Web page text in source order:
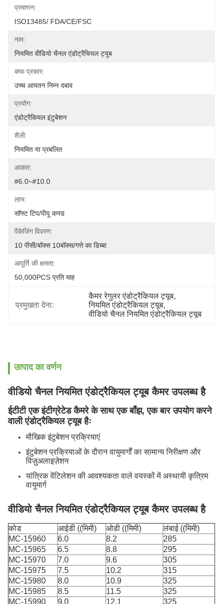
प्रमाणन:
ISO13485/ FDA/CE/FSC
नाम:
नियमित वीडियो चैनल एंडोट्रैचियल ट्यूब
कफ प्रकार:
उच्च आयतन निम्न दबाव
प्रयोग:
एंडोट्रैकियल इंटुबेशन
शैली:
नियमित या प्रबलित
आकार:
#6.0~#10.0
लाभ:
सॉफ्ट टिप/पीयू कफ्ड
पैकेजिंग विवरण:
10 पीसी/बॉक्स 10बॉक्स/गत्ते का डिब्बा
आपूर्ति की क्षमता:
50,000PCS प्रति माह
प्रमुखता देना:
कैमर रेगुलर एंडोट्रैकियल ट्यूब,
नियमित एंडोट्रैकियल ट्यूब,
वीडियो चैनल नियमित एंडोट्रैकियल ट्यूब
उत्पाद का वर्णन
वीडियो चैनल नियमित एंडोट्रैकियल ट्यूब कैमर उपलब्ध है
ईटीटी एक इंटीग्रेटेड कैमरे के साथ एक बाँझ, एक बार उपयोग करने
वाली एंडोट्रैकियल ट्यूब हैः
मौखिक इंटुबेशन प्रक्रियाएं
इंटुबेशन प्रक्रियाओं के दौरान वायुमार्गों का सामान्य निरीक्षण और
विज़ुअलाइज़ेशन
यांत्रिक वेंटिलेशन की आवश्यकता वाले वयस्कों में अस्थायी कृत्रिम
वायुमार्ग
वीडियो चैनल नियमित एंडोट्रैकियल ट्यूब कैमर उपलब्ध है
कोड आईडी ((मिमी) ओडी ((मिमी)
लंबाई ((मिमी)
MC-15960
6.0 8.2
285
MC-15965
6.5 8.8
295
MC-15970
7.0 9.6
305
MC-15975
7.5 10.2
315
MC-15980
8.0 10.9
325
MC-15985
8.5 11.5
325
MC-15990
9.0 12.1 325